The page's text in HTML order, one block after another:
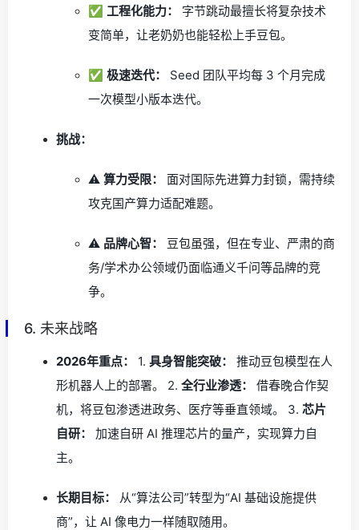
✅ 工程化能力：
字节跳动最擅长将复杂技术
变简单，让老奶奶也能轻松上手豆包。
✅ 极速迭代：
Seed 团队平均每 3 个月完成
一次模型小版本迭代。
挑战：
⚠️ 算力受限：
面对国际先进算力封锁，需持续
攻克国产算力适配难题。
⚠️ 品牌心智：
豆包虽强，但在专业、严肃的商
务/学术办公领域仍面临通义千问等品牌的竞
争。
6. 未来战略
2026年重点： 1. 具身智能突破：
推动豆包模型在人
形机器人上的部署。 2. 全行业渗透：
借春晚合作契
机，将豆包渗透进政务、医疗等垂直领域。 3. 芯片
自研：
加速自研 AI 推理芯片的量产，实现算力自
主。
长期目标：
从“算法公司”转型为“AI 基础设施提供
商”，让 AI 像电力一样随取随用。